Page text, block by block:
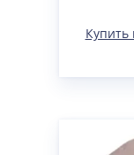
Купить